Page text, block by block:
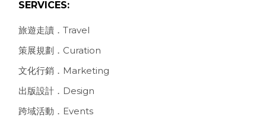
SERVICES:
旅遊走讀．Travel
策展規劃．Curation
文化行銷．Marketing
出版設計．Design
跨域活動．Events